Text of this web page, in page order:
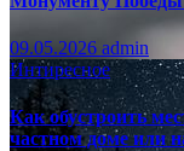
09.05.2026 admin
Интиресное
Как обустроить
частном доме или